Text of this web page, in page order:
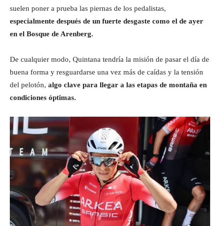
suelen poner a prueba las piernas de los pedalistas,
especialmente después de un fuerte desgaste como el de ayer
en el Bosque de Arenberg.
De cualquier modo, Quintana tendría la misión de pasar el día de
buena forma y resguardarse una vez más de caídas y la tensión
del pelotón, algo clave para llegar a las etapas de montaña en
condiciones óptimas.